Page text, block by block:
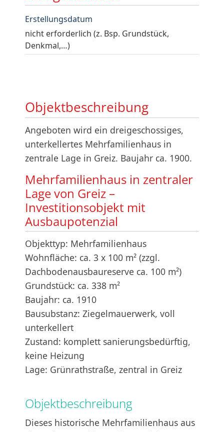
Erstellungsdatum
nicht erforderlich (z. Bsp. Grundstück,
Denkmal,…)
Objektbeschreibung
Angeboten wird ein dreigeschossiges,
unterkellertes Mehrfamilienhaus in
zentrale Lage in Greiz. Baujahr ca. 1900.
Mehrfamilienhaus in zentraler
Lage von Greiz –
Investitionsobjekt mit
Ausbaupotenzial
Objekttyp: Mehrfamilienhaus
Wohnfläche: ca. 3 x 100 m² (zzgl.
Dachbodenausbaureserve ca. 100 m²)
Grundstück: ca. 338 m²
Baujahr: ca. 1910
Bausubstanz: Ziegelmauerwerk, voll
unterkellert
Zustand: komplett sanierungsbedürftig,
keine Heizung
Lage: Grünrathstraße, zentral in Greiz
Objektbeschreibung
Dieses historische Mehrfamilienhaus aus